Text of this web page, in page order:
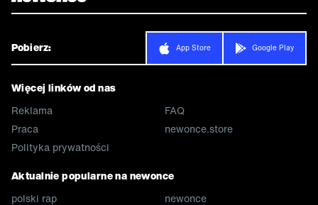
Pobierz: App Store Google Play
Więcej linków od nas
Reklama
Praca
Polityka prywatności
FAQ
newonce.store
Aktualnie popularne na newonce
polski rap
newonce